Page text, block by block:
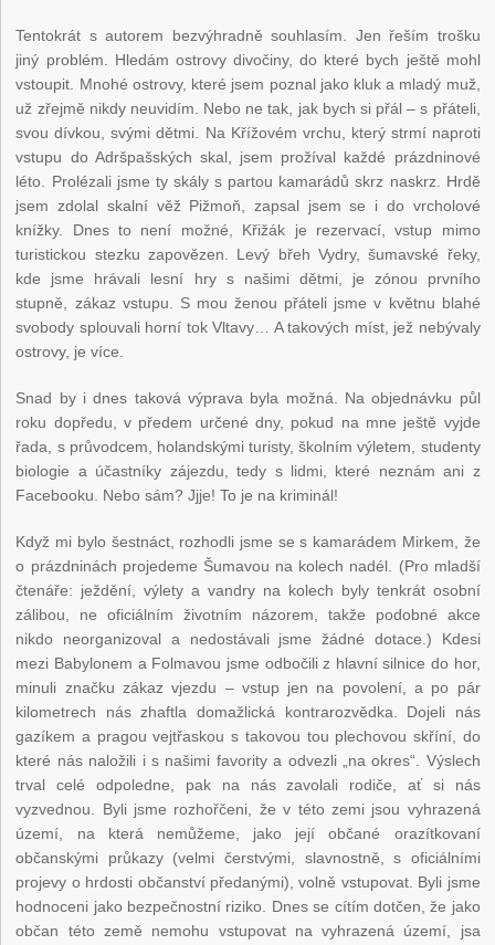
Tentokrát s autorem bezvýhradně souhlasím. Jen řeším trošku
jiný problém. Hledám ostrovy divočiny, do které bych ještě mohl
vstoupit. Mnohé ostrovy, které jsem poznal jako kluk a mladý muž,
už zřejmě nikdy neuvidím. Nebo ne tak, jak bych si přál – s přáteli,
svou dívkou, svými dětmi. Na Křížovém vrchu, který strmí naproti
vstupu do Adršpašských skal, jsem prožíval každé prázdninové
léto. Prolézali jsme ty skály s partou kamarádů skrz naskrz. Hrdě
jsem zdolal skalní věž Pižmoň, zapsal jsem se i do vrcholové
knížky. Dnes to není možné, Křižák je rezervací, vstup mimo
turistickou stezku zapovězen. Levý břeh Vydry, šumavské řeky,
kde jsme hrávali lesní hry s našimi dětmi, je zónou prvního
stupně, zákaz vstupu. S mou ženou přáteli jsme v květnu blahé
svobody splouvali horní tok Vltavy… A takových míst, jež nebývaly
ostrovy, je více.
Snad by i dnes taková výprava byla možná. Na objednávku půl
roku dopředu, v předem určené dny, pokud na mne ještě vyjde
řada, s průvodcem, holandskými turisty, školním výletem, studenty
biologie a účastníky zájezdu, tedy s lidmi, které neznám ani z
Facebooku. Nebo sám? Jjje! To je na kriminál!
Když mi bylo šestnáct, rozhodli jsme se s kamarádem Mirkem, že
o prázdninách projedeme Šumavou na kolech nadél. (Pro mladší
čtenáře: ježdění, výlety a vandry na kolech byly tenkrát osobní
zálibou, ne oficiálním životním názorem, takže podobné akce
nikdo neorganizoval a nedostávali jsme žádné dotace.) Kdesi
mezi Babylonem a Folmavou jsme odbočili z hlavní silnice do hor,
minuli značku zákaz vjezdu – vstup jen na povolení, a po pár
kilometrech nás zhaftla domažlická kontrarozvědka. Dojeli nás
gazíkem a pragou vejtřaskou s takovou tou plechovou skříní, do
které nás naložili i s našimi favority a odvezli „na okres“. Výslech
trval celé odpoledne, pak na nás zavolali rodiče, ať si nás
vyzvednou. Byli jsme rozhořčeni, že v této zemi jsou vyhrazená
území, na která nemůžeme, jako její občané orazítkovaní
občanskými průkazy (velmi čerstvými, slavnostně, s oficiálními
projevy o hrdosti občanství předanými), volně vstupovat. Byli jsme
hodnoceni jako bezpečnostní riziko. Dnes se cítím dotčen, že jako
občan této země nemohu vstupovat na vyhrazená území, jsa